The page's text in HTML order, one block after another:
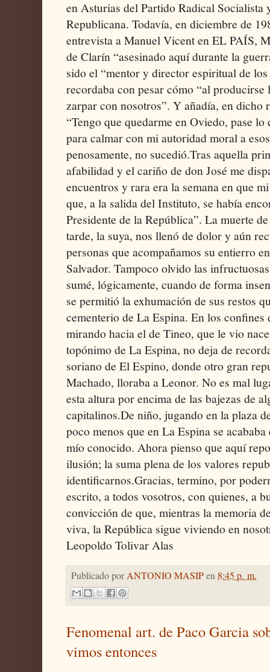
en Asturias del Partido Radical Socialista
Republicana. Todavía, en diciembre de
entrevista a Manuel Vicent en EL PAÍS,
de Clarín “asesinado aquí durante la
sido el “mentor y director espiritual de
recordaba con pesar cómo “al producirse
zarpar con nosotros”. Y añadía, en dicho
“Tengo que quedarme en Oviedo, pase lo
para calmar con mi autoridad moral a
penosamente, no sucedió. ​Tras aquella
afabilidad y el cariño de don José me
encuentros y rara era la semana en que
que, a la salida del Instituto, se había
Presidente de la República”. La muerte
tarde, la suya, nos llenó de dolor y aún
personas que acompañamos su entierro
Salvador. Tampoco olvido las
sumé, lógicamente, cuando de forma
se permitió la exhumación de sus restos
cementerio de La Espina. En los
mirando hacia el de Tineo, que le vio
topónimo de La Espina, no deja de
soriano de El Espino, donde otro gran
Machado, lloraba a Leonor. No es mal
esta altura por encima de las bajezas de
capitalinos. ​De niño, jugando en la plaza
poco menos que en La Espina se
mío conocido. Ahora pienso que aquí
ilusión; la suma plena de los valores
identificarnos. ​Gracias, termino, por
escrito, a todos vosotros, con quienes, a
convicción de que, mientras la memoria
viva, la República sigue viviendo en
Leopoldo Tolivar Alas
Publicado porANTONIO MASIPen 8:45 p. m.
Fenomenal art. de Paco Garcia
vimos entonces